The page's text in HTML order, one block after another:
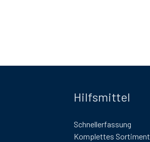
Hilfsmittel
Schnellerfassung
Komplettes Sortiment